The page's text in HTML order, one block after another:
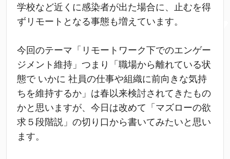
学校など近くに感染者が出た場合に、止むを得
ずリモートとなる事態も増えています。
今回のテーマ「リモートワーク下でのエンゲー
ジメント維持」つまり「職場から離れている状
態で いかに 社員の仕事や組織に前向きな気持
ちを維持するか」は春以来検討されてきたもの
かと思いますが、今日は改めて「マズローの欲
求５段階説」の切り口から書いてみたいと思い
ます。